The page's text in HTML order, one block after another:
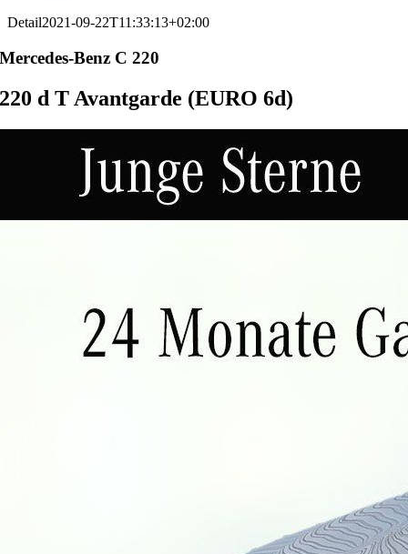
Detail2021-09-22T11:33:13+02:00
Mercedes-Benz C 220
220 d T Avantgarde (EURO 6d)